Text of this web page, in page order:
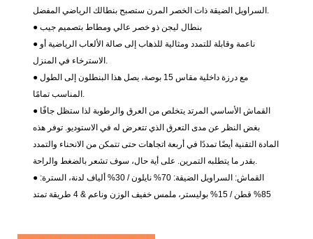
السراويل الضيقة ذات الخصر المرن ستصبح بنطالك الرياضي المفضل.
● بنطال ليجن ذو خصر عالي ومطاط بتصميم جيب
● ناعمة وقابلة للتمدد ومثالية للذهاب إلى صالة الألعاب الرياضية أو
الاسترخاء في المنزل.
● مع درزة داخلية مقاس 15 بوصة، يصل هذا البنطلون إلى الطول
المناسب تمامًا.
● القماش الأساسي المرتد يتخلص من العرق والرطوبة لذا ستظل جافًا
بغض النظر عن مدى التعرق الذي تتعرض له في الاستوديو. توفر هذه
المادة التقنية أيضًا تمددًا في أربعة اتجاهات حتى تتمكن من الانحناء والتمدد
بقدر ما يتطلبه التمرين. على أية حال، سوف تشعر بالضغط والراحة.
● القماش: السراويل الضيقة: 70% نايلون / 30% ألياف لدنة، السترة:
85% قطن / 15% بوليستر، ملمس خفيف الوزن وناعم & 4 طريقة تمتد